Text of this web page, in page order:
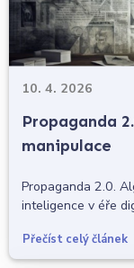
10. 4. 2026
Propaganda
manipulace
Propaganda 2.0.
inteligence v éře
Přečíst celý článek